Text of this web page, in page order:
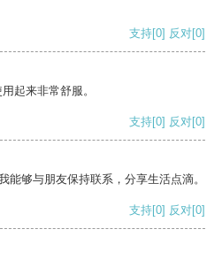
支持[0] 反对[0]
起来非常舒服。
支持[0] 反对[0]
能够与朋友保持联系，分享生活点滴。
支持[0] 反对[0]